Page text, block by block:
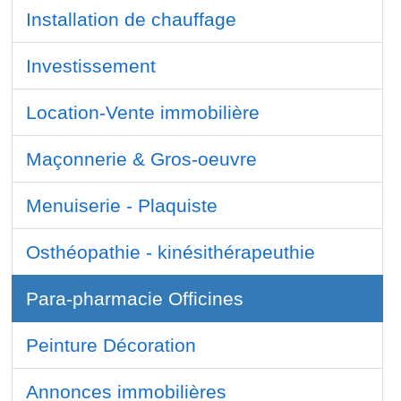
Installation de chauffage
Investissement
Location-Vente immobilière
Maçonnerie & Gros-oeuvre
Menuiserie - Plaquiste
Osthéopathie - kinésithérapeuthie
Para-pharmacie Officines
Peinture Décoration
Annonces immobilières